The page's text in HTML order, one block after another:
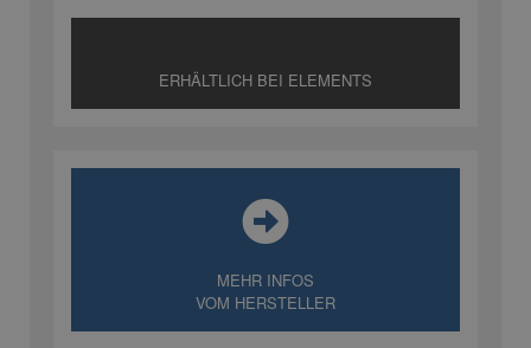
ERHÄLTLICH BEI ELEMENTS
MEHR INFOS
VOM HERSTELLER